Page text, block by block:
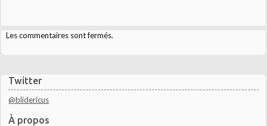
Twitter
@blidericus
À propos
Les commentaires sont fermés.